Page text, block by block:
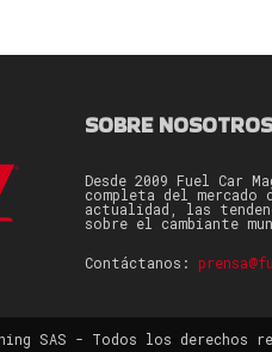
SOBRE NOSOTROS
Desde 2009 Fuel Car
completa del
actualidad, las
sobre el cambiante
Contáctanos:
SAS - Todos los derechos